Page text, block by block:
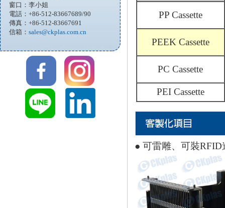
窗口：李小姐
電話：+86-512-83667689/90
傳真：+86-512-83667691
信箱： sales@ckplas.com.cn
PP Cassette
PEEK Cassette
PC Cassette
PEI Cassette
● 可雷雕、可裝